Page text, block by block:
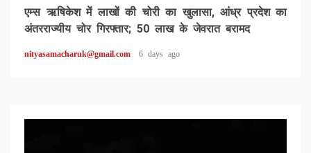
एम्स ऋषिकेश में लाखों की चोरी का खुलासा, आंध्र प्रदेश का
अंतरराज्यीय चोर गिरफ्तार; 50 लाख के जेवरात बरामद
nityasamacharuk@gmail.com 6 days ago